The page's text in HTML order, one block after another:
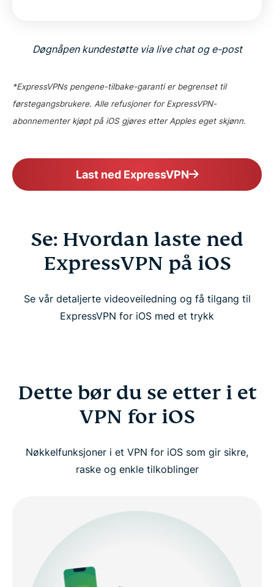
Døgnåpen kundestøtte via live chat og e-post
*ExpressVPNs pengene-tilbake-garanti er begrenset til
førstegangsbrukere. Alle refusjoner for ExpressVPN-
abonnementer kjøpt på iOS gjøres etter Apples eget skjønn.
Last ned ExpressVPN
Se: Hvordan laste ned
ExpressVPN på iOS
Se vår detaljerte videoveiledning og få tilgang til
ExpressVPN for iOS med et trykk
Dette bør du se etter i et
VPN for iOS
Nøkkelfunksjoner i et VPN for iOS som gir sikre,
raske og enkle tilkoblinger